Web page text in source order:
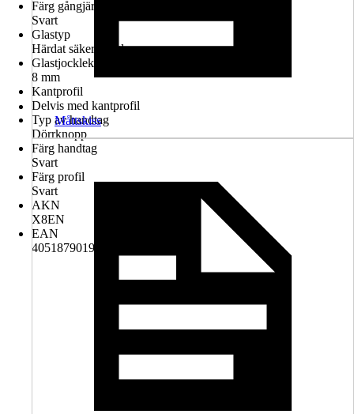
Färg gångjärn
Svart
Glastyp
Härdat säkerhetsglas
Glastjocklek
8 mm
Kantprofil
Delvis med kantprofil
Typ av handtag
Dörrknopp
Färg handtag
Svart
Färg profil
Svart
AKN
X8EN
EAN
4051879019637
Måttskiss